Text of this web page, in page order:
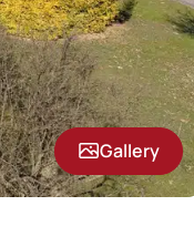
Gallery